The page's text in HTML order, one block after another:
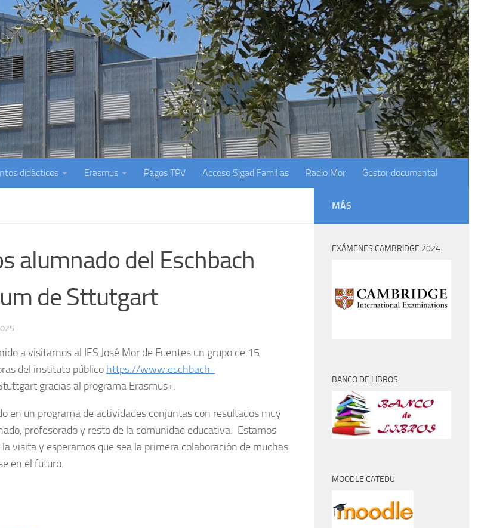
didácticos Erasmus Pagos TPV Acceso Sigad Familias Radio Mor Gestor documental
alumnado del Eschbach
de Sttutgart
a visitarnos al IES José Mor de Fuentes un grupo de 15
del instituto público https://www.eschbach-
gracias al programa Erasmus+.
en un programa de actividades conjuntas con resultados muy
profesorado y resto de la comunidad educativa. Estamos
visita y esperamos que sea la primera colaboración de muchas
en el futuro.
MÁS
EXÁMENES CAMBRIDGE 2024
BANCO DE LIBROS
MOODLE CATEDU